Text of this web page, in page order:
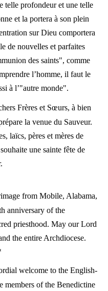
telle profondeur et une telle
et la portera à son plein
sur Dieu comportera
de nouvelles et parfaites
des saints", comme
l’homme, il faut le
à l’"autre monde".
Frères et Sœurs, à bien
la venue du Sauveur.
laïcs, pères et mères de
une sainte fête de
from Mobile, Alabama,
anniversary of the
priesthood. May our Lord
the entire Archdiocese.
welcome to the English-
members of the Benedictine